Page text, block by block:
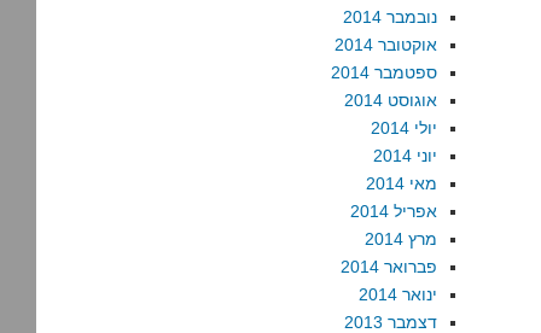
נובמבר 2014
אוקטובר 2014
ספטמבר 2014
אוגוסט 2014
יולי 2014
יוני 2014
מאי 2014
אפריל 2014
מרץ 2014
פברואר 2014
ינואר 2014
דצמבר 2013